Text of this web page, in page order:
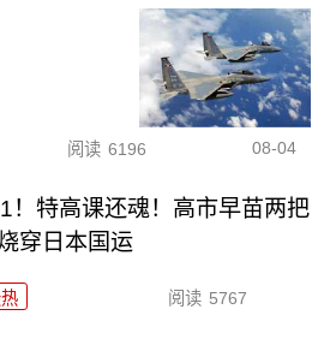
阅读 6196 08-04
！特高课还魂！高市早苗两把
穿日本国运
阅读 5767